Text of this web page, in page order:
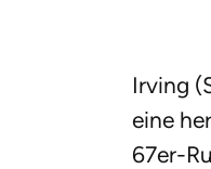
Irving
eine
67er-